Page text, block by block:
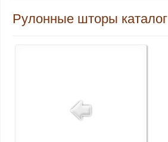
КАССЕТНЫЕ РУЛОННЫЕ ШТОРЫ
Рулонные шторы каталог